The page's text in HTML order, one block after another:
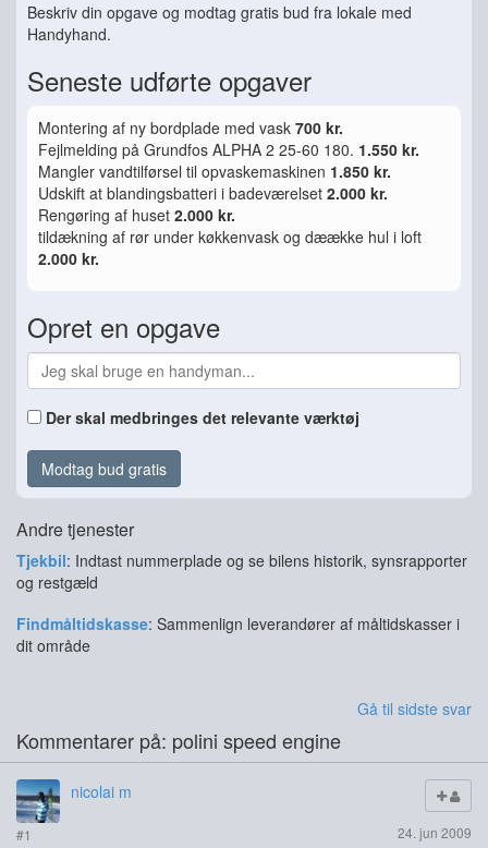
Beskriv din opgave og modtag gratis bud fra lokale med
Handyhand.
Seneste udførte opgaver
Montering af ny bordplade med vask 700 kr.
Fejlmelding på Grundfos ALPHA 2 25-60 180. 1.550 kr.
Mangler vandtilførsel til opvaskemaskinen 1.850 kr.
Udskift at blandingsbatteri i badeværelset 2.000 kr.
Rengøring af huset 2.000 kr.
tildækning af rør under køkkenvask og dæække hul i loft
2.000 kr.
Opret en opgave
Der skal medbringes det relevante værktøj
Modtag bud gratis
Andre tjenester
Tjekbil: Indtast nummerplade og se bilens historik, synsrapporter
og restgæld
Findmåltidskasse: Sammenlign leverandører af måltidskasser i
dit område
Gå til sidste svar
Kommentarer på: polini speed engine
nicolai m
#1 24. jun 2009